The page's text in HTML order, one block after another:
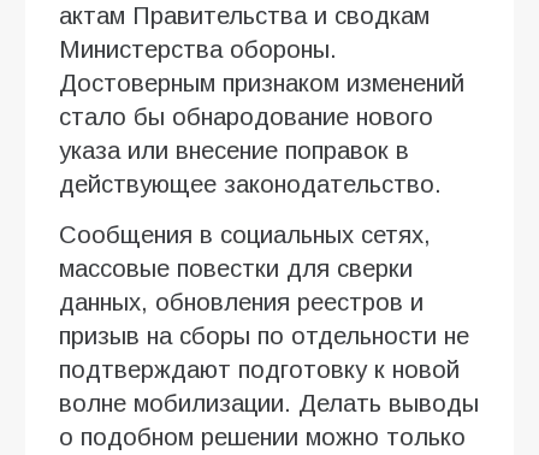
актам Правительства и сводкам
Министерства обороны.
Достоверным признаком изменений
стало бы обнародование нового
указа или внесение поправок в
действующее законодательство.
Сообщения в социальных сетях,
массовые повестки для сверки
данных, обновления реестров и
призыв на сборы по отдельности не
подтверждают подготовку к новой
волне мобилизации. Делать выводы
о подобном решении можно только